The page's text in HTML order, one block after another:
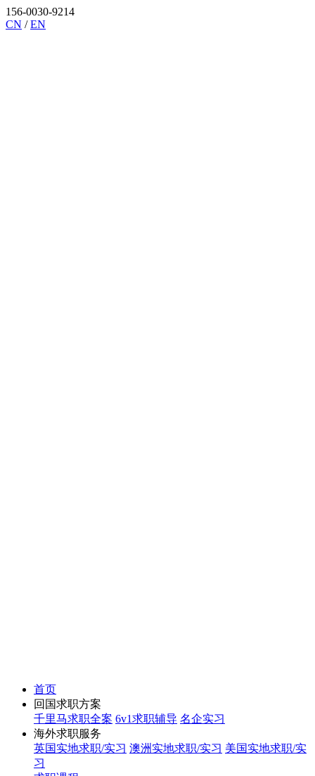
156-0030-9214
CN /EN
首页
回国求职方案
千里马求职全案 6v1求职辅导 名企实习
海外求职服务
英国实地求职/实习 澳洲实地求职/实习 美国实地求职/实
习